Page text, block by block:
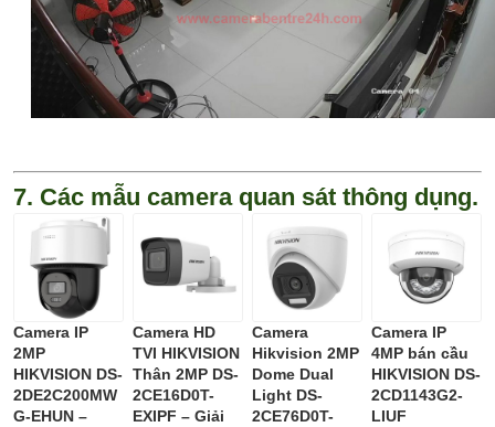
7. Các mẫu camera quan sát thông dụng.
Camera IP
2MP
HIKVISION DS-
2DE2C200MW
G-EHUN –
Camera HD
TVI HIKVISION
Thân 2MP DS-
2CE16D0T-
EXIPF – Giải
Camera
Hikvision 2MP
Dome Dual
Light DS-
2CE76D0T-
Camera IP
4MP bán cầu
HIKVISION DS-
2CD1143G2-
LIUF